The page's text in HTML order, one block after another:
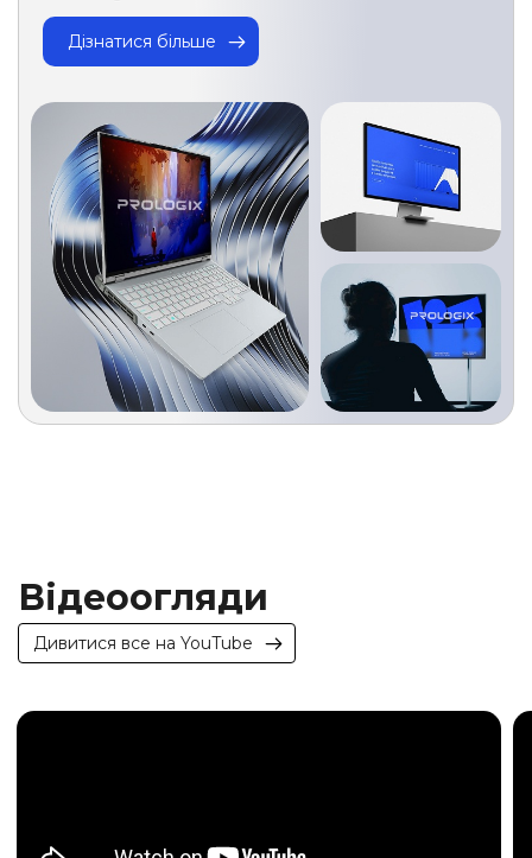
Дізнатися більше
Відеоогляди
Дивитися все на YouTube